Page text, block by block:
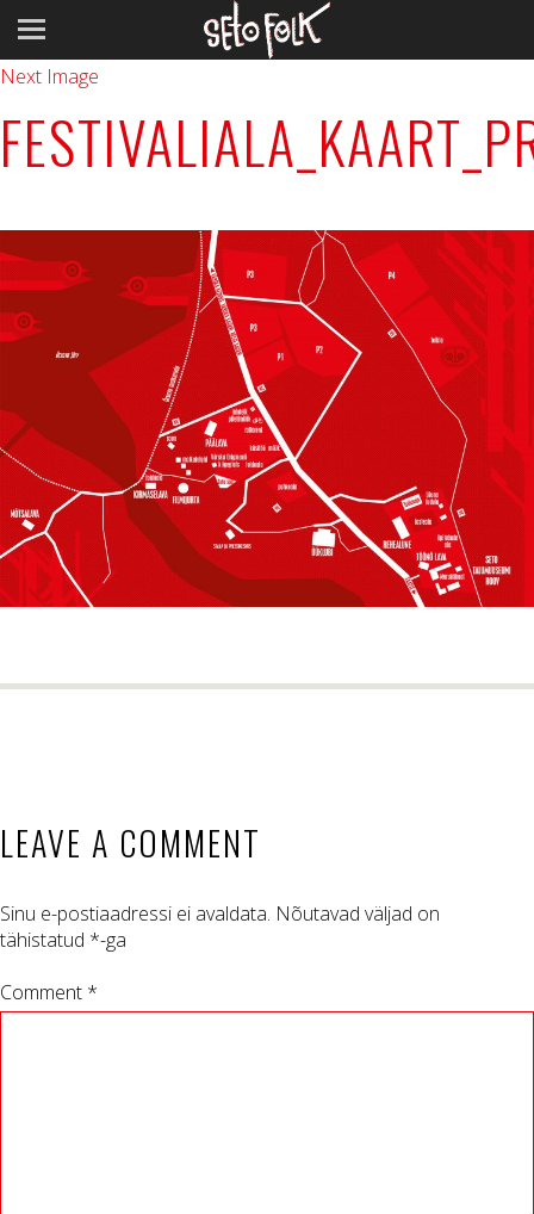
Previous Image
Next Image
LEAVE A COMMENT
Sinu e-postiaadressi ei avaldata. Nõutavad väljad on
tähistatud *-ga
Comment *